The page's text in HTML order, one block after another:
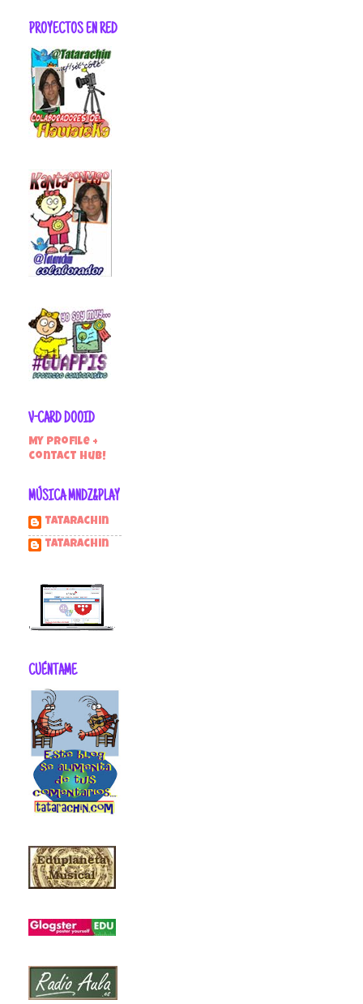
PROYECTOS EN RED
V-CARD DOOID
My profile +
contact hub!
MÚSICA MNDZ&PLAY
Tatarachin
tatarachin
CUÉNTAME